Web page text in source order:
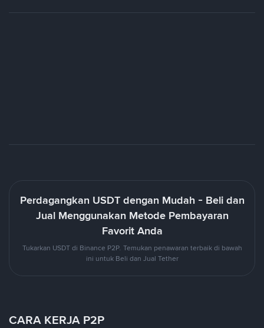
Perdagangkan USDT dengan Mudah - Beli dan
Jual Menggunakan Metode Pembayaran
Favorit Anda
Tukarkan USDT di Binance P2P. Temukan penawaran terbaik di bawah
ini untuk Beli dan Jual Tether
CARA KERJA P2P